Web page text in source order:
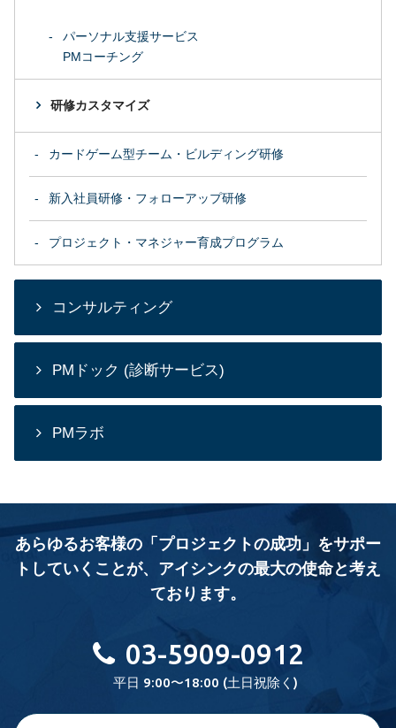
パーソナル支援サービス
PMコーチング
研修カスタマイズ
カードゲーム型チーム・ビルディング研修
新入社員研修・フォローアップ研修
プロジェクト・マネジャー育成プログラム
コンサルティング
PMドック (診断サービス)
PMラボ
あらゆるお客様の「プロジェクトの成功」をサポー
トしていくことが、 アイシンクの最大の使命と考え
ております。
03-5909-0912
平日 9:00〜18:00 (土日祝除く)